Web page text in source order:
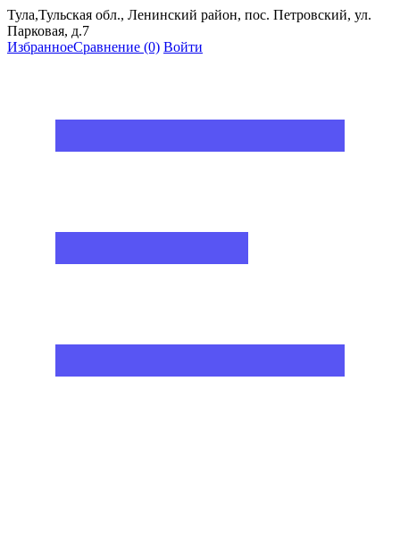
Тула,Тульская обл., Ленинский район, пос. Петровский, ул.
Парковая, д.7
ИзбранноеСравнение (0) Войти